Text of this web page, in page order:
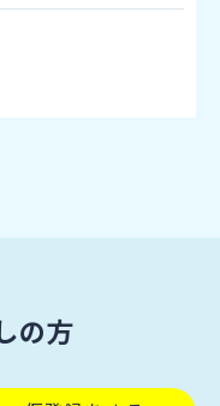
の方